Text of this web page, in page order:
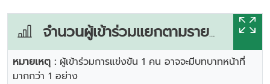
จำนวนผู้เข้าร่วมแยกตามรายการแข่งขัน
หมายเหตุ : ผู้เข้าร่วมการแข่งขัน 1 คน อาจจะมีบทบาทหน้าที่
มากกว่า 1 อย่าง